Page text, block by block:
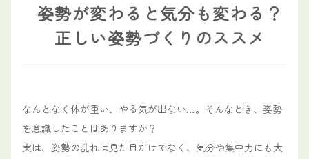
姿勢が変わると気分も変わる？
正しい姿勢づくりのススメ
なんとなく体が重い、やる気が出ない…。そんなとき、姿勢
を意識したことはありますか？
実は、姿勢の乱れは見た目だけでなく、気分や集中力にも大